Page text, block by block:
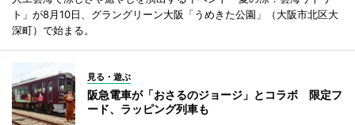
ト」が8月10日、グラングリーン大阪「うめきた公園」（大阪市北区大
深町）で始まる。
見る・遊ぶ
阪急電車が「おさるのジョージ」とコラボ 限定フ
ード、ラッピング列車も